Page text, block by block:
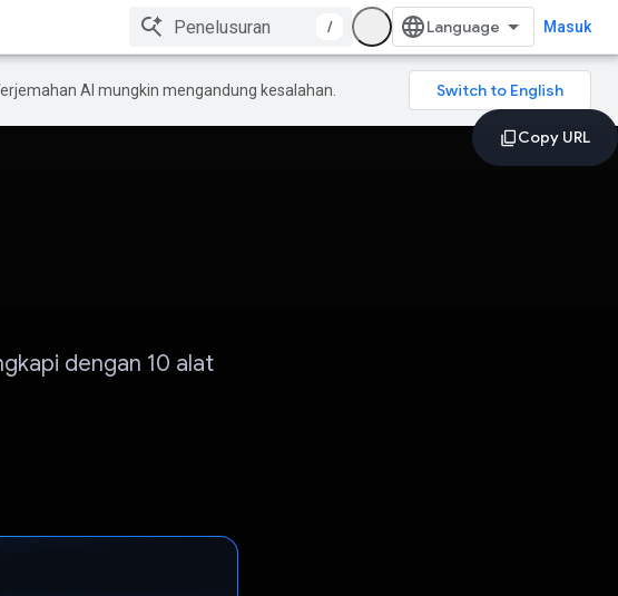
/ Masuk
AI mungkin mengandung kesalahan.
dengan 10 alat